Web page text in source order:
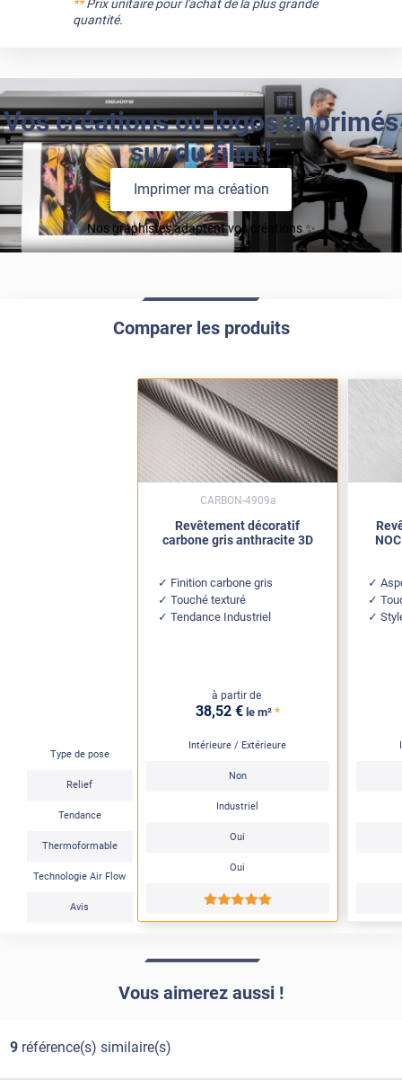
**Prix unitaire pour l'achat de la plus grande
quantité.
Vos créations ou logos imprimés
sur du film !
Imprimer ma création
Nos graphistes adaptent vos créations ✨
Comparer les produits
Type de pose
Relief
Tendance
Thermoformable
Technologie Air Flow
Avis
Revêtement décoratif
carbone gris anthracite 3D
Finition carbone gris
Touché texturé
Tendance Industriel
à partir de
38,52 € le m² *
Intérieure / Extérieure
Non
Industriel
Oui
Oui
*****
CARBON-4909a
Vous aimerez aussi !
9référence(s) similaire(s)